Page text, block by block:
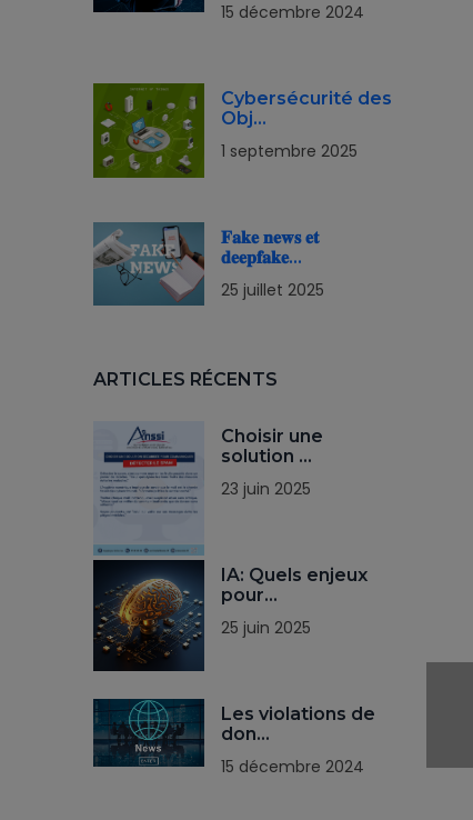
15 décembre 2024
Cybersécurité des
Obj…
1 septembre 2025
𝐅𝐚𝐤𝐞 𝐧𝐞𝐰𝐬 𝐞𝐭
𝐝𝐞𝐞𝐩𝐟𝐚𝐤𝐞…
25 juillet 2025
ARTICLES RÉCENTS
Choisir une
solution …
23 juin 2025
IA: Quels enjeux
pour…
25 juin 2025
Les violations de
don…
15 décembre 2024